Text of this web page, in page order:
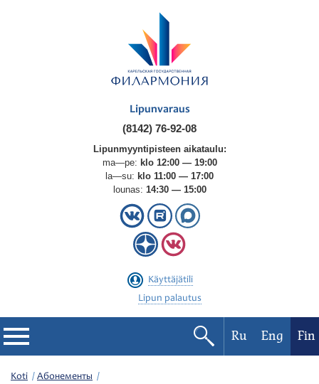
Lipunvaraus
(8142) 76-92-08
Lipunmyyntipisteen aikataulu:
ma—pe: klo 12:00 — 19:00
la—su: klo 11:00 — 17:00
lounas: 14:30 — 15:00
Käyttäjätili
Lipun palautus
Filharmonia
Ru Eng Fin
Koti Абонементы